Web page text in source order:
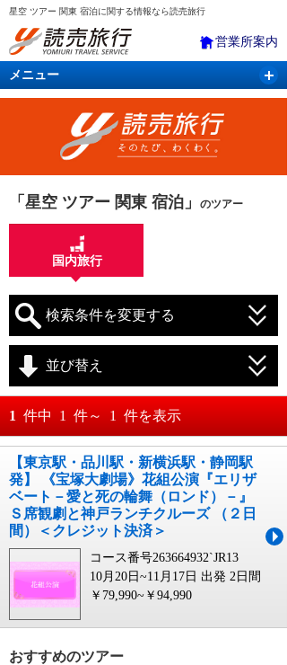
星空 ツアー 関東 宿泊に関する情報なら読売旅行
営業所案内
メニュー
国内旅行 バスツアー 海外旅行
「星空 ツアー 関東 宿泊」 のツアー
国内旅行
検索条件を変更する
月 日～
月 日
並び替え
おすすめ順
料金が安い順
料金が高い順
1 件中 1 件～ 1 件を表示
【東京駅・品川駅・新横浜駅・静岡駅
発】 《宝塚大劇場》花組公演『エリザ
ベート－愛と死の輪舞（ロンド）－』
Ｓ席観劇と神戸ランチクルーズ （２日
間）＜クレジット決済＞
コース番号263664932`JR13
10月20日~11月17日 出発 2日間
￥79,990~￥94,990
おすすめのツアー